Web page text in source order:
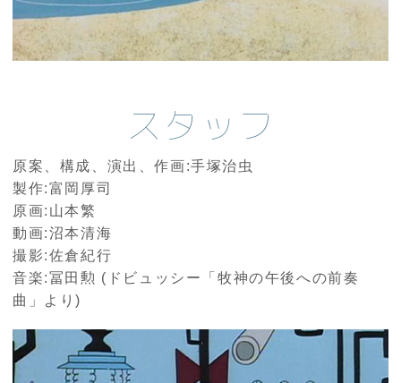
スタッフ
原案、構成、演出、作画:手塚治虫
製作:富岡厚司
原画:山本繁
動画:沼本清海
撮影:佐倉紀行
音楽:冨田勲 (ドビュッシー「牧神の午後への前奏
曲」より)